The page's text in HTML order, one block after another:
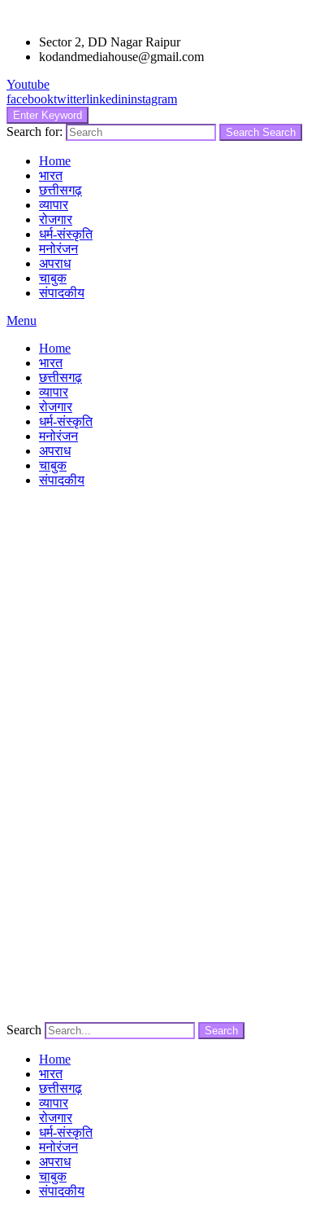
Sector 2, DD Nagar Raipur
kodandmediahouse@gmail.com
Youtube
facebooktwitterlinkedininstagram
Enter Keyword
Search for: Search Search
Home
भारत
छत्तीसगढ़
व्यापार
रोजगार
धर्म-संस्कृति
मनोरंजन
अपराध
चाबुक
संपादकीय
Menu
Home
भारत
छत्तीसगढ़
व्यापार
रोजगार
धर्म-संस्कृति
मनोरंजन
अपराध
चाबुक
संपादकीय
Search Search
Home
भारत
छत्तीसगढ़
व्यापार
रोजगार
धर्म-संस्कृति
मनोरंजन
अपराध
चाबुक
संपादकीय